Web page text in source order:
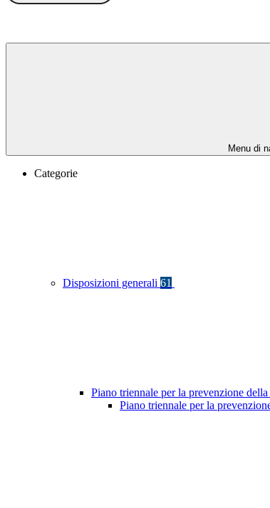
Menu di
Categorie
Disposizioni generali 61
Piano triennale per la prevenzione
Piano triennale per la